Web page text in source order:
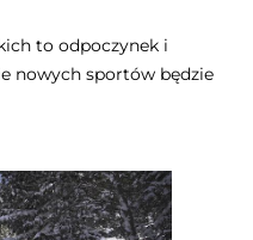
to odpoczynek i
nowych sportów będzie